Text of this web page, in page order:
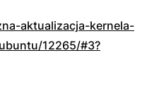
aktualizacja-kernela-
12265/#3?